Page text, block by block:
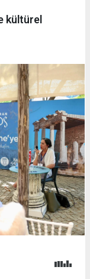
kültürel